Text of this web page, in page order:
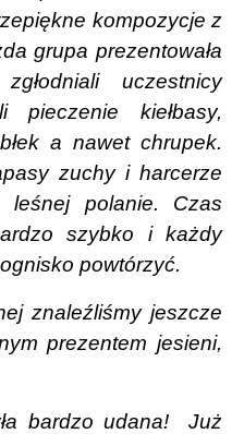
kompozycje z
grupa prezentowała
uczestnicy
pieczenie kiełbasy,
a nawet chrupek.
zuchy i harcerze
leśnej polanie. Czas
szybko i każdy
powtórzyć.
znaleźliśmy jeszcze
prezentem jesieni,
bardzo udana!
Już